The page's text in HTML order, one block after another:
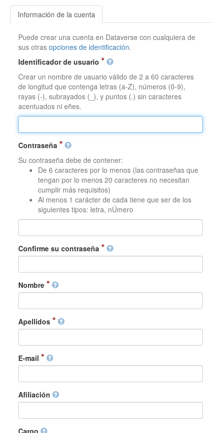
Información de la cuenta
Puede crear una cuenta en Dataverse con cualquiera de
sus otrasopciones de identificación.
Identificador de usuario
Crear un nombre de usuario válido de 2 a 60 caracteres
de longitud que contenga letras (a-Z), números (0-9),
rayas (-), subrayados (_), y puntos (.) sin caracteres
acentuados ni eñes.
Contraseña
Su contraseña debe de contener:
De 6 caracteres por lo menos (las contraseñas que
tengan por lo menos 20 caracteres no necesitan
cumplir más requisitos)
Al menos 1 carácter de cada tiene que ser de los
siguientes tipos: letra, nÚmero
Confirme su contraseña
Nombre
Apellidos
E-mail
Afiliación
Cargo